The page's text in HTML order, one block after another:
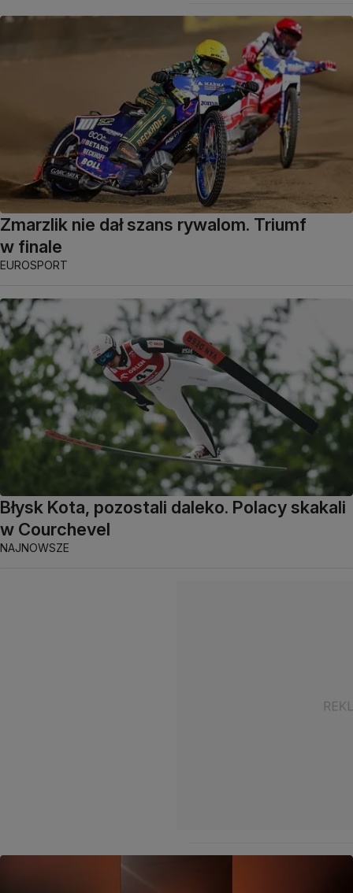
Zmarzlik nie dał szans rywalom. Triumf
w finale
EUROSPORT
Błysk Kota, pozostali daleko. Polacy skakali
w Courchevel
NAJNOWSZE